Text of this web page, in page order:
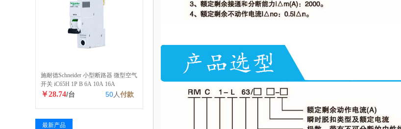
施耐德Schneider 小型断路器 微型空气
开关 iC65H 1P B 6A 10A 16A
￥28.74/台 50人付款
最新产品